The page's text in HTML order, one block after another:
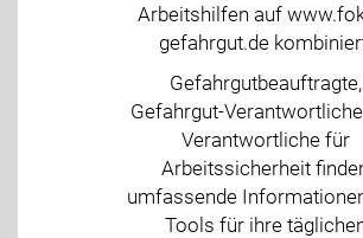
Arbeitshilfen auf
gefahrgut.de
Gefahrgutbeauftragte,
Gefahrgut-
Verantwortliche für
Arbeitssicherheit
umfassende
Tools für ihre